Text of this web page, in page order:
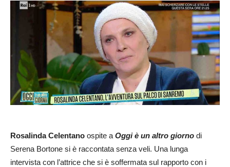
Rosalinda Celentano ospite a Oggi è un altro giorno di
Serena Bortone si è raccontata senza veli. Una lunga
intervista con l’attrice che si è soffermata sul rapporto con i